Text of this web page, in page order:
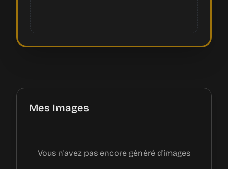
Mes Images
Vous n'avez pas encore généré d'images